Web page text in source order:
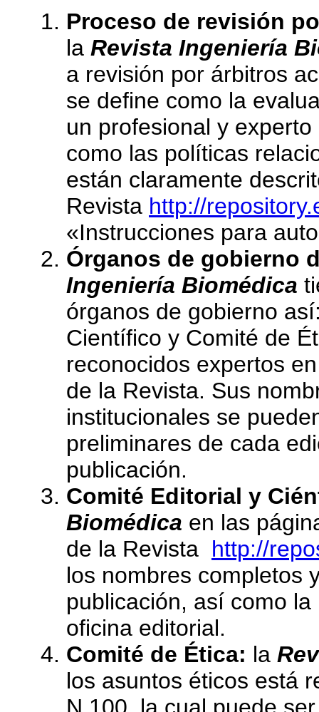
Proceso de revisión
la Revista Ingeniería
a revisión por árbitros
se define como la
un profesional y
como las políticas
están claramente
Revista http://
«Instrucciones para
Órganos de gobierno
Ingeniería Biomédica
órganos de gobierno
Científico y Comité de
reconocidos expertos
de la Revista. Sus
institucionales se
preliminares de cada
publicación.
Comité Editorial y
Biomédica en las
de la Revista http://
los nombres completos
publicación, así como
oficina editorial.
Comité de Ética: la
los asuntos éticos está